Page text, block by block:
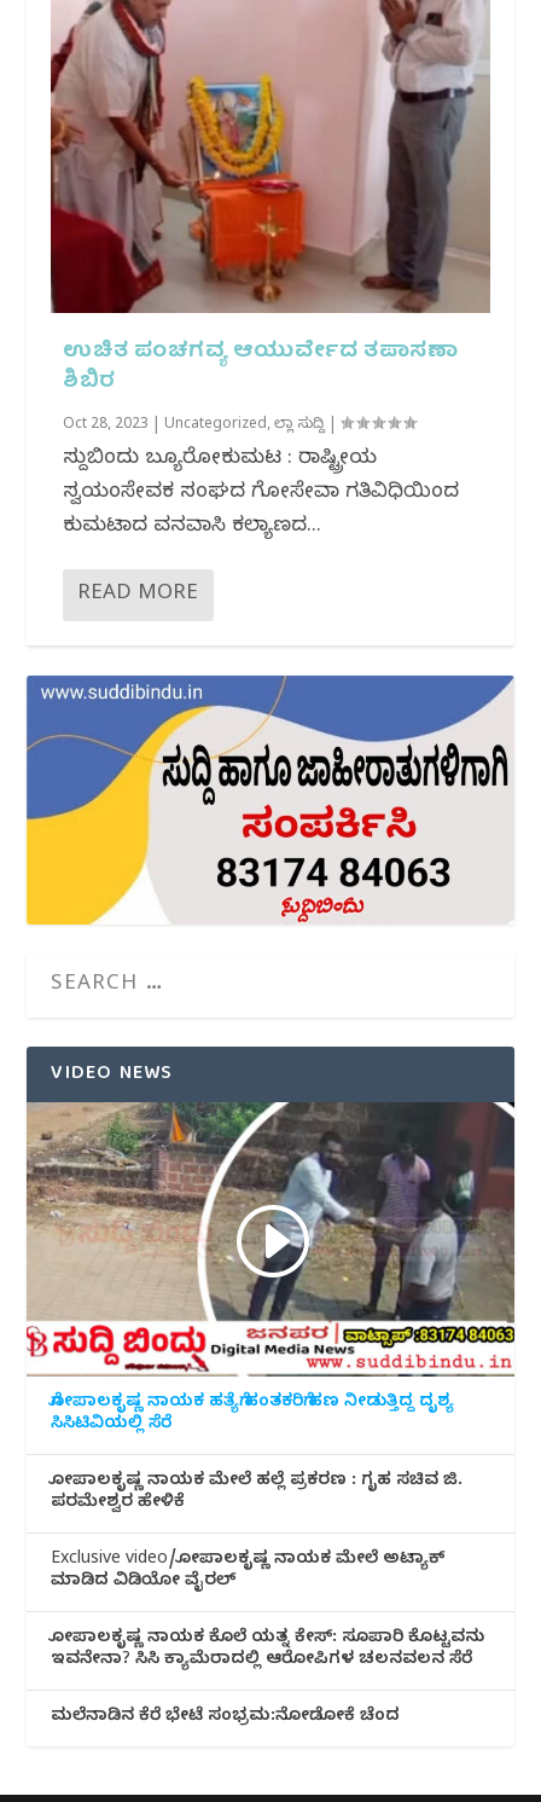
ಉಚಿತ ಪಂಚಗವ್ಯ ಆಯುರ್ವೇದ ತಪಾಸಣಾ
ಶಿಬಿರ
Oct 28, 2023 Uncategorized,ಜಿಲ್ಲಾ ಸುದ್ದಿ |
ಸುದ್ದಿಬಿಂದು ಬ್ಯೂರೋಕುಮಟ : ರಾಷ್ಟ್ರೀಯ
ಸ್ವಯಂಸೇವಕ ಸಂಘದ ಗೋಸೇವಾ ಗತಿವಿಧಿಯಿಂದ
ಕುಮಟಾದ ವನವಾಸಿ ಕಲ್ಯಾಣದ...
READ MORE
VIDEO NEWS
ಗೋಪಾಲಕೃಷ್ಣ ನಾಯಕ ಹತ್ಯೆಗೆ ಹಂತಕರಿಗೆ ಹಣ ನೀಡುತ್ತಿದ್ದ ದೃಶ್ಯ
ಸಿಸಿಟಿವಿಯಲ್ಲಿ ಸೆರೆ
ಗೋಪಾಲಕೃಷ್ಣ ನಾಯಕ ಮೇಲೆ ಹಲ್ಲೆ ಪ್ರಕರಣ : ಗೃಹ ಸಚಿವ ಜಿ.
ಪರಮೇಶ್ವರ ಹೇಳಿಕೆ
Exclusive video/ಗೋಪಾಲಕೃಷ್ಣ ನಾಯಕ ಮೇಲೆ ಅಟ್ಯಾಕ್
ಮಾಡಿದ ವಿಡಿಯೋ ವೈರಲ್
ಗೋಪಾಲಕೃಷ್ಣ ನಾಯಕ ಕೊಲೆ ಯತ್ನ ಕೇಸ್: ಸೂಪಾರಿ ಕೊಟ್ಟವನು
ಇವನೇನಾ? ಸಿಸಿ ಕ್ಯಾಮೆರಾದಲ್ಲಿ ಆರೋಪಿಗಳ ಚಲನವಲನ ಸೆರೆ
ಮಲೆನಾಡಿ‌ನ ಕೆರೆ ಭೇಟೆ ಸಂಭ್ರಮ:ನೋಡೋಕೆ ಚೆಂದ